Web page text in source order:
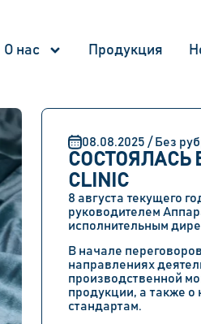
О нас Продукция
08.08.2025 / Без
СОСТОЯЛАСЬ
CLINIC
8 августа текущего
руководителем
исполнительным
В начале
направлениях
производственной
продукции, а также
стандартам.